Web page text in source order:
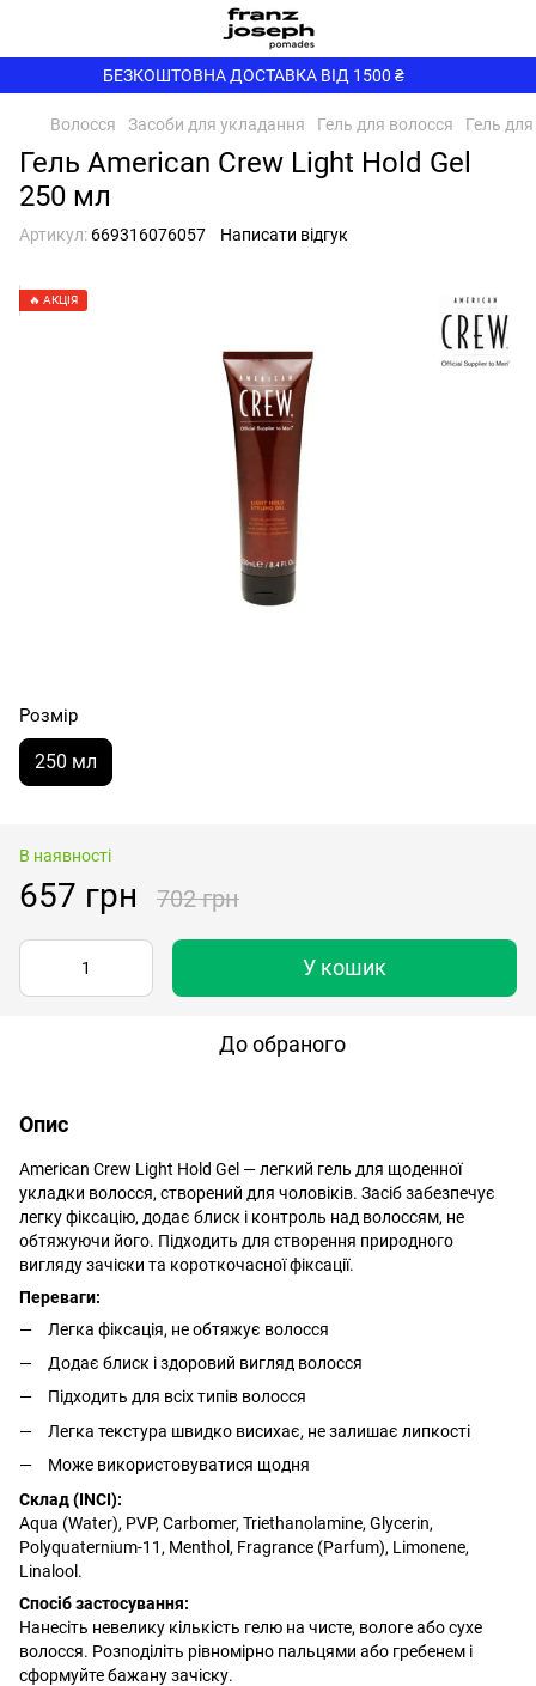
БЕЗКОШТОВНА ДОСТАВКА ВІД 1500 ₴
Волосся Засоби для укладання Гель для волосся Гель
Гель American Crew Light Hold Gel
250 мл
Артикул: 669316076057 Написати відгук
🔥 АКЦІЯ
Розмір
250 мл
В наявності
657 грн 702 грн
У кошик
До обраного
Опис
American Crew Light Hold Gel — легкий гель для щоденної
укладки волосся, створений для чоловіків. Засіб забезпечує
легку фіксацію, додає блиск і контроль над волоссям, не
обтяжуючи його. Підходить для створення природного
вигляду зачіски та короткочасної фіксації.
Переваги:
Легка фіксація, не обтяжує волосся
Додає блиск і здоровий вигляд волосся
Підходить для всіх типів волосся
Легка текстура швидко висихає, не залишає липкості
Може використовуватися щодня
Склад (INCI):
Aqua (Water), PVP, Carbomer, Triethanolamine, Glycerin,
Polyquaternium-11, Menthol, Fragrance (Parfum), Limonene,
Linalool.
Спосіб застосування:
Нанесіть невелику кількість гелю на чисте, вологе або сухе
волосся. Розподіліть рівномірно пальцями або гребенем і
сформуйте бажану зачіску.